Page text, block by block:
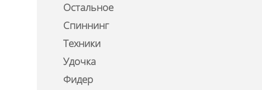
Остальное
Спиннинг
Техники
Удочка
Фидер